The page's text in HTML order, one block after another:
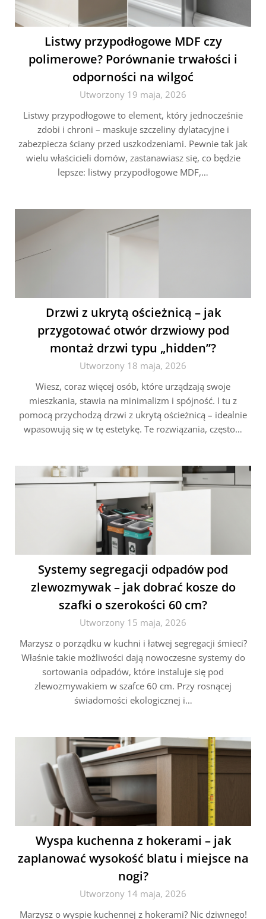
Listwy przypodłogowe MDF czy
polimerowe? Porównanie trwałości i
odporności na wilgoć
Utworzony 19 maja, 2026
Listwy przypodłogowe to element, który jednocześnie
zdobi i chroni – maskuje szczeliny dylatacyjne i
zabezpiecza ściany przed uszkodzeniami. Pewnie tak jak
wielu właścicieli domów, zastanawiasz się, co będzie
lepsze: listwy przypodłogowe MDF,…
Drzwi z ukrytą ościeżnicą – jak
przygotować otwór drzwiowy pod
montaż drzwi typu „hidden”?
Utworzony 18 maja, 2026
Wiesz, coraz więcej osób, które urządzają swoje
mieszkania, stawia na minimalizm i spójność. I tu z
pomocą przychodzą drzwi z ukrytą ościeżnicą – idealnie
wpasowują się w tę estetykę. Te rozwiązania, często…
Systemy segregacji odpadów pod
zlewozmywak – jak dobrać kosze do
szafki o szerokości 60 cm?
Utworzony 15 maja, 2026
Marzysz o porządku w kuchni i łatwej segregacji śmieci?
Właśnie takie możliwości dają nowoczesne systemy do
sortowania odpadów, które instaluje się pod
zlewozmywakiem w szafce 60 cm. Przy rosnącej
świadomości ekologicznej i…
Wyspa kuchenna z hokerami – jak
zaplanować wysokość blatu i miejsce na
nogi?
Utworzony 14 maja, 2026
Marzysz o wyspie kuchennej z hokerami? Nic dziwnego!